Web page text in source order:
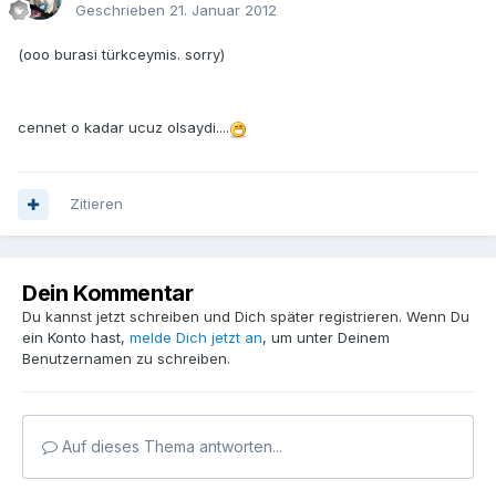
Geschrieben 21. Januar 2012
(ooo burasi türkceymis. sorry)
cennet o kadar ucuz olsaydi....
Zitieren
Dein Kommentar
Du kannst jetzt schreiben und Dich später registrieren. Wenn Du
ein Konto hast, melde Dich jetzt an, um unter Deinem
Benutzernamen zu schreiben.
Auf dieses Thema antworten...